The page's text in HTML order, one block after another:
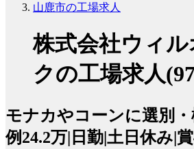
山鹿市の工場求人
株式会社ウィ
クの工場求人
モナカやコーンに選別
例24.2万|日勤|土日休み|